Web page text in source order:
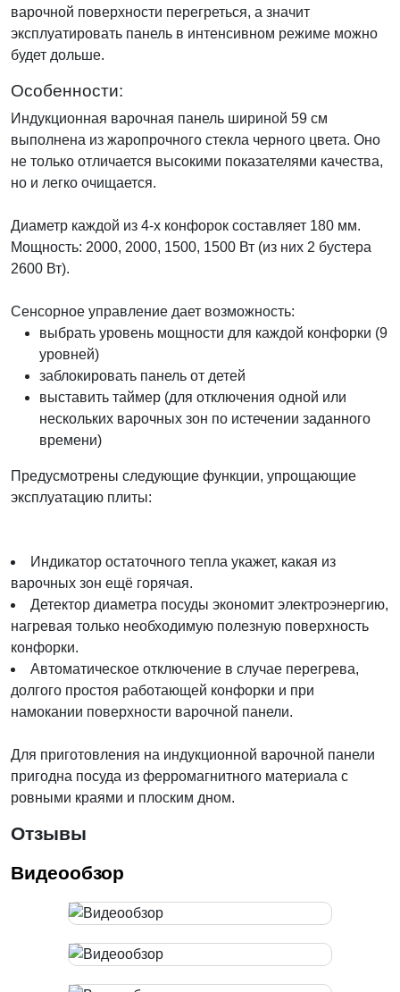
варочной поверхности перегреться, а значит
эксплуатировать панель в интенсивном режиме можно
будет дольше.
Особенности:
Индукционная варочная панель шириной 59 см
выполнена из жаропрочного стекла черного цвета. Оно
не только отличается высокими показателями качества,
но и легко очищается.
Диаметр каждой из 4-х конфорок составляет 180 мм.
Мощность: 2000, 2000, 1500, 1500 Вт (из них 2 бустера
2600 Вт).
Сенсорное управление дает возможность:
выбрать уровень мощности для каждой конфорки (9
уровней)
заблокировать панель от детей
выставить таймер (для отключения одной или
нескольких варочных зон по истечении заданного
времени)
Предусмотрены следующие функции, упрощающие
эксплуатацию плиты:
Индикатор остаточного тепла укажет, какая из
варочных зон ещё горячая.
Детектор диаметра посуды экономит электроэнергию,
нагревая только необходимую полезную поверхность
конфорки.
Автоматическое отключение в случае перегрева,
долгого простоя работающей конфорки и при
намокании поверхности варочной панели.
Для приготовления на индукционной варочной панели
пригодна посуда из ферромагнитного материала с
ровными краями и плоским дном.
Отзывы
Видеообзор